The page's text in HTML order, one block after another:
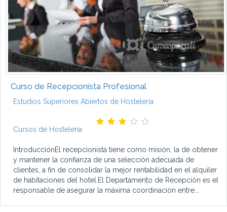
Curso de Recepcionista Profesional
Estudios Superiores Abiertos de Hostelería
Cursos de Hostelería
IntroducciónEl recepcionista tiene como misión, la de obtener
y mantener la confianza de una selección adecuada de
clientes, a fin de consolidar la mejor rentabilidad en el alquiler
de habitaciones del hotel.El Departamento de Recepción es el
responsable de asegurar la máxima coordinación entre...